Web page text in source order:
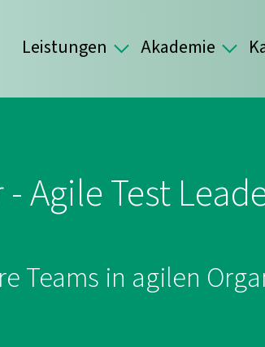
Leistungen Akademie
Agile Test
Teams in agilen